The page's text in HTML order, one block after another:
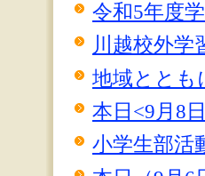
令和5年度
川越校外学
地域ととも
本日<9月8
小学生部活